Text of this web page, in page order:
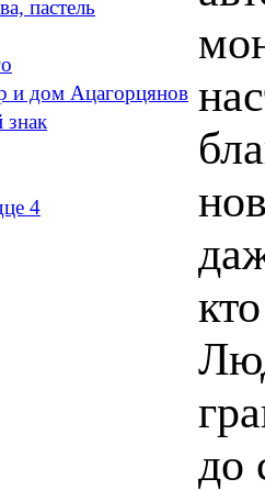
пастель
и дом Ацагорцянов
знак
4
до